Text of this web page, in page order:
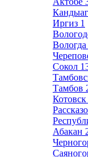
Иргиз 1
Вологда
Сокол
Тамбов
Котовск
Абакан